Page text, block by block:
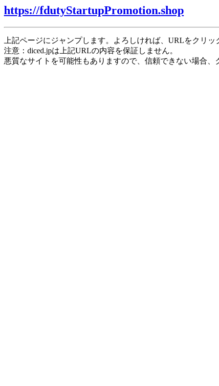
https://fdutyStartupPromotion.shop
上記ページにジャンプします。よろしければ、URLをクリ
注意：diced.jpは上記URLの内容を保証しません。
悪質なサイトを可能性もありますので、信頼できない場合、